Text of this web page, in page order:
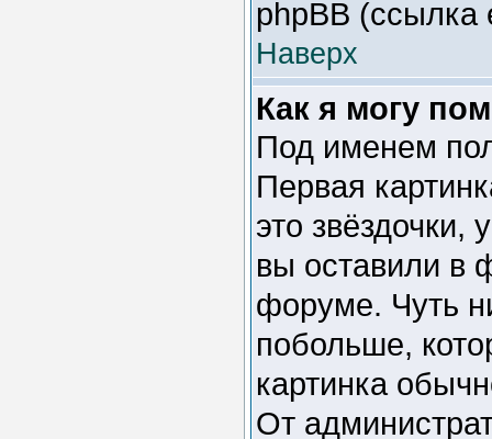
phpBB (ссылка
Наверх
Как я могу
Под именем
Первая
это
вы оставили в
форуме. Чуть
побольше,
картинка
От